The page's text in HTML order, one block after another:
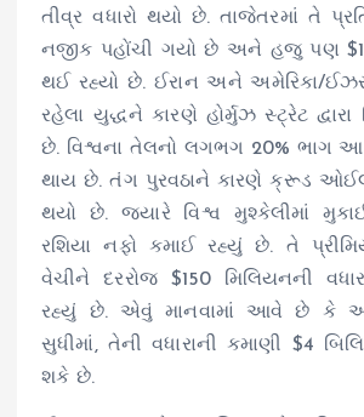
તીવ્ર વધારો થયો છે. તાજેતરમાં તે
નજીક પહોંચી ગયો છે અને હજુ પણ
થઈ રહ્યો છે. ઈરાન અને અમેરિકા/
રહેલા યુદ્ધને કારણે હોર્મુઝ સ્ટ્રેટ
છે. વિશ્વના તેલનો લગભગ 20% ભાગ આ
થાય છે. તંગ પુરવઠાને કારણે ક્રૂડ
થયો છે. જ્યારે વિશ્વ મુશ્કેલીમાં
રશિયા નફો કમાઈ રહ્યું છે. તે
વેચીને દરરોજ $150 મિલિયનની
રહ્યું છે. એવું માનવામાં આવે છે કે આ
સુધીમાં, તેની વધારાની કમાણી $4
શકે છે.